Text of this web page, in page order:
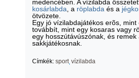
medencében. A vízilabda
kosárlabda , a röplabda és a
ötvözete.
Egy jó vízilabdajátékos erõs,
továbbít, mint egy kosaras vagy
egy hosszútávúszónak, és
sakkjátékosnak.
Címkék: sport vízilabda